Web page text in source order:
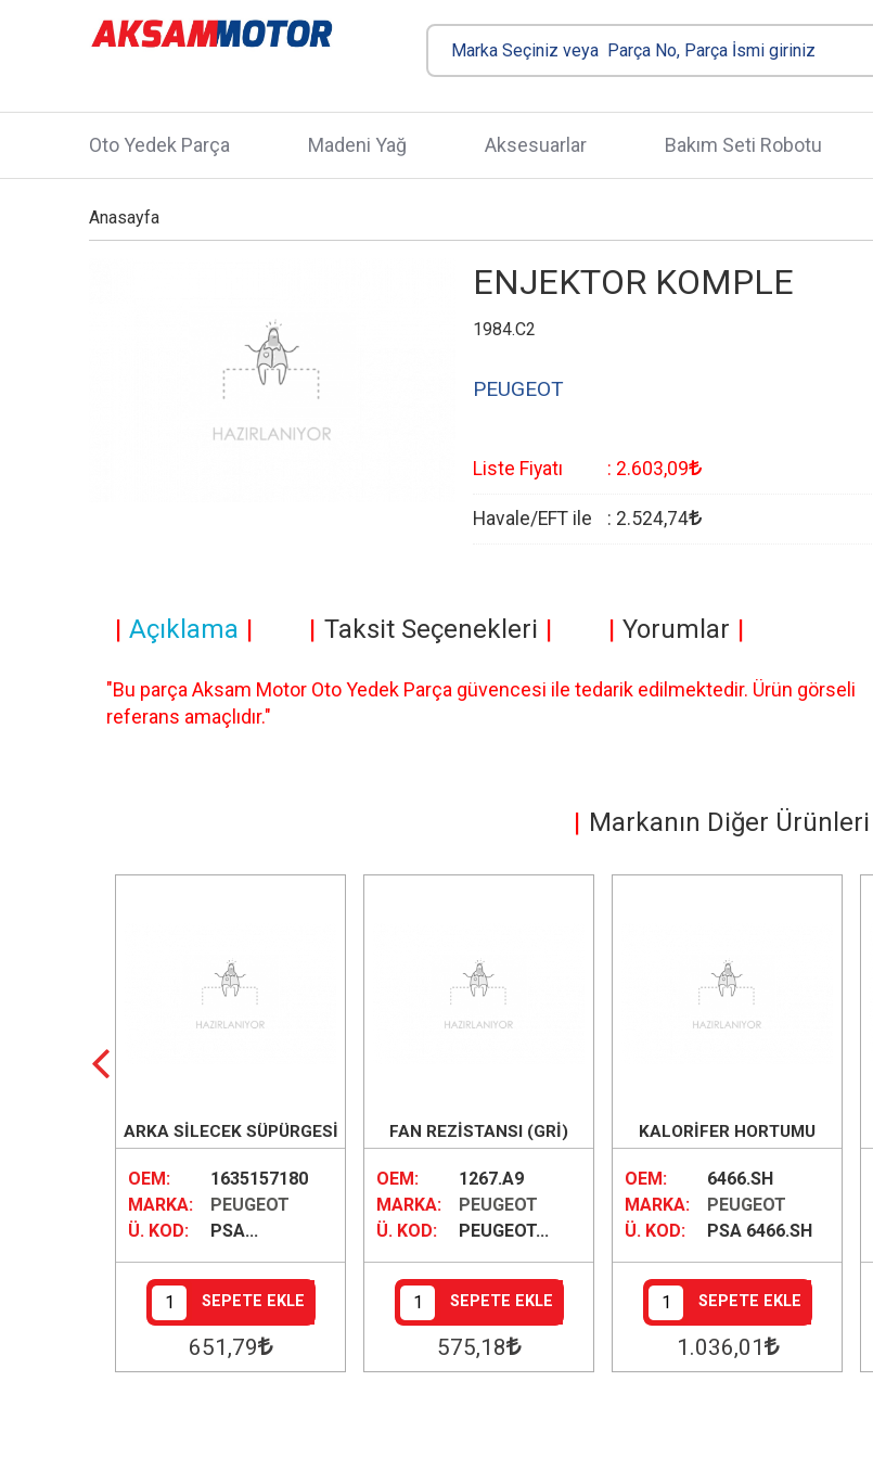
Oto Yedek Parça Madeni Yağ Aksesuarlar Bakım Seti Robotu
Anasayfa
ENJEKTOR KOMPLE
1984.C2
PEUGEOT
Liste Fiyatı : 2.603,09
Havale/EFT ile : 2.524,74
Açıklama Taksit Seçenekleri Yorumlar
"Bu parça Aksam Motor Oto Yedek Parça güvencesi ile tedarik edilmektedir. Ürün görseli
referans amaçlıdır."
Markanın Diğer Ürünleri
ARKA SİLECEK SÜPÜRGESİ
OEM:
1635157180
MARKA:
PEUGEOT
Ü. KOD:
PSA...
SEPETE EKLE
651 ,79
FAN REZİSTANSI (GRİ)
OEM:
1267.A9
MARKA:
PEUGEOT
Ü. KOD:
PEUGEOT...
SEPETE EKLE
575,18
KALORİFER HORTUMU
OEM:
6466.SH
MARKA:
PEUGEOT
Ü. KOD:
PSA 6466.SH
SEPETE EKLE
1.036,01